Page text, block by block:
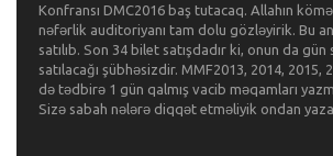
Konfransı DMC2016 baş tutacaq. Allahın
nəfərlik auditoriyanı tam dolu gözləyirik. Bu
satılıb. Son 34 bilet satışdadır ki, onun da gün
satılacağı şübhəsizdir. MMF2013, 2014, 2015,
də tədbirə 1 gün qalmış vacib məqamları
Sizə sabah nələrə diqqət etməliyik ondan